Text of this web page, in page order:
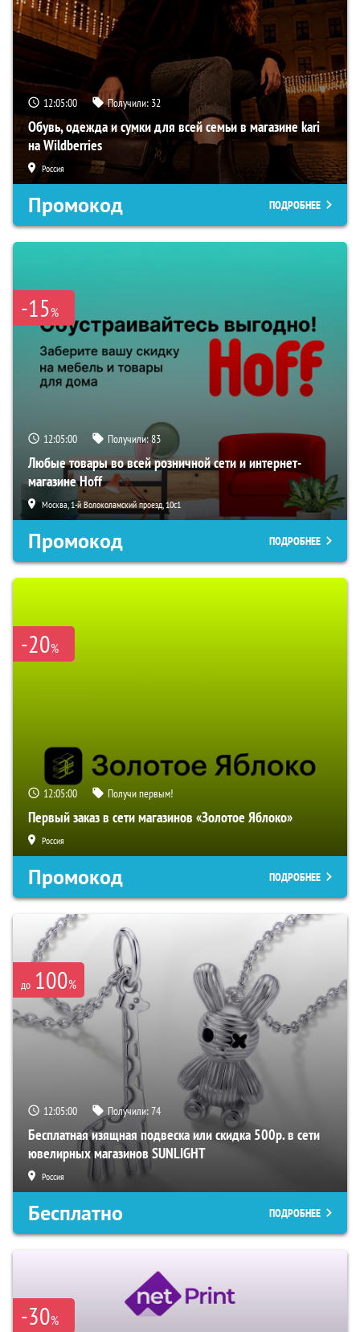
12:04:59 Получили: 32
Обувь, одежда и сумки для всей семьи в магазине kari
на Wildberries
Россия
Промокод ПОДРОБНЕЕ
-15%
12:04:59 Получили:83
Любые товары во всей розничной сети и интернет-
магазине Hoff
Москва, 1-й Волоколамский проезд, 10с1
Промокод ПОДРОБНЕЕ
-20%
12:04:59 Получи первым!
Первый заказ в сети магазинов «Золотое Яблоко»
Россия
Промокод ПОДРОБНЕЕ
до 100%
12:04:59 Получили:74
Бесплатная изящная подвеска или скидка 500р. в сети
ювелирных магазинов SUNLIGHT
Россия
Бесплатно ПОДРОБНЕЕ
-30%